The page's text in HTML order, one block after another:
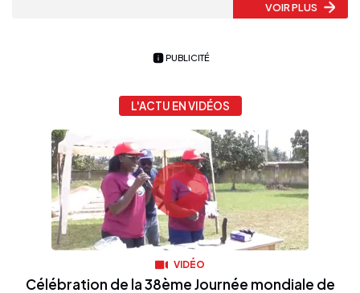
VOIR PLUS
PUBLICITÉ
L'ACTU EN VIDÉOS
VIDÉO
Célébration de la 38ème Journée mondiale de